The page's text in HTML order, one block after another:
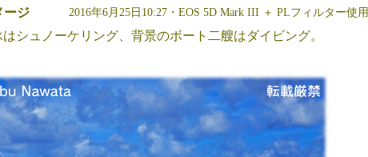
ージ 2016年6月25日10:27・EOS 5D Mark III ＋ PLフィルター使用
シュノーケリング、背景のボート二艘はダイビング。